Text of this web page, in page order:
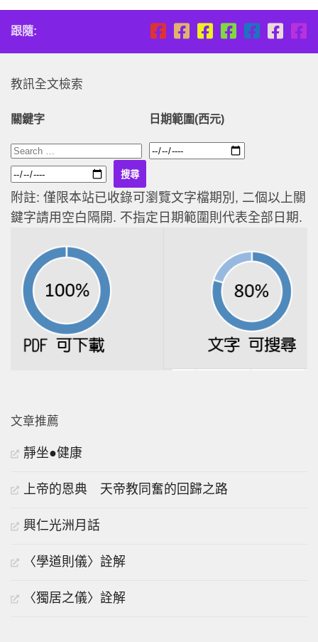
跟隨:
教訊全文檢索
關鍵字 日期範圍(西元)
附註: 僅限本站已收錄可瀏覽文字檔期別, 二個以上關
鍵字請用空白隔開. 不指定日期範圍則代表全部日期.
文章推薦
靜坐●健康
上帝的恩典 天帝教同奮的回歸之路
興仁光洲月話
〈學道則儀〉詮解
〈獨居之儀〉詮解